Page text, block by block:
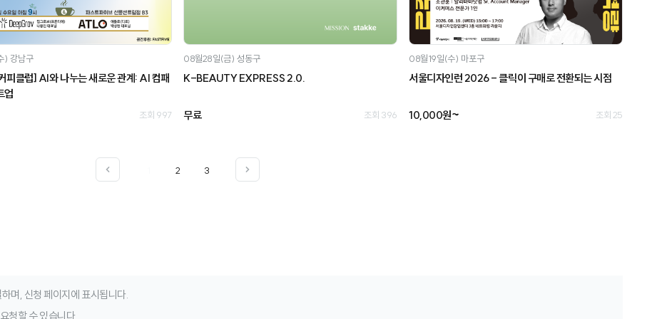
) 강남구
피클럽] AI와 나누는 새로운 관계: AI 컴패
업
조회 997
08월28일(금) 성동구
K-BEAUTY EXPRESS 2.0.
무료 조회 396
08월19일(수) 마포구
서울디자인런 2026 - 클릭이 구매로 전환되는 시점
10,000원~ 조회 25
2 3
며, 신청 페이지에 표시됩니다.
청할 수 있습니다.